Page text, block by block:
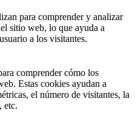
para comprender y analizar
sitio web, lo que ayuda a
a los visitantes.
comprender cómo los
Estas cookies ayudan a
el número de visitantes, la
etc.